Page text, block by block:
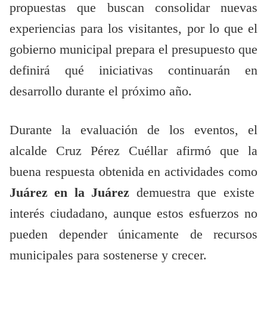
propuestas que buscan consolidar nuevas
experiencias para los visitantes, por lo que el
gobierno municipal prepara el presupuesto que
definirá qué iniciativas continuarán en
desarrollo durante el próximo año.
Durante la evaluación de los eventos, el
alcalde Cruz Pérez Cuéllar afirmó que la
buena respuesta obtenida en actividades como
Juárez en la Juárez demuestra que existe
interés ciudadano, aunque estos esfuerzos no
pueden depender únicamente de recursos
municipales para sostenerse y crecer.